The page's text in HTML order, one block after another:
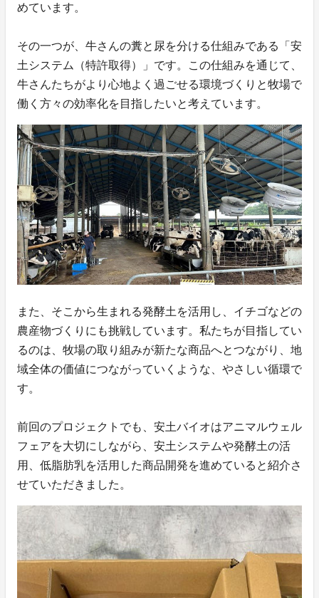
めています。
その一つが、牛さんの糞と尿を分ける仕組みである「安
土システム（特許取得）」です。この仕組みを通じて、
牛さんたちがより心地よく過ごせる環境づくりと牧場で
働く方々の効率化を目指したいと考えています。
また、そこから生まれる発酵土を活用し、イチゴなどの
農産物づくりにも挑戦しています。私たちが目指してい
るのは、牧場の取り組みが新たな商品へとつながり、地
域全体の価値につながっていくような、やさしい循環で
す。
前回のプロジェクトでも、安土バイオはアニマルウェル
フェアを大切にしながら、安土システムや発酵土の活
用、低脂肪乳を活用した商品開発を進めていると紹介さ
せていただきました。